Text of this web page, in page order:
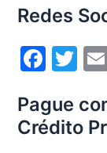
Redes
F
c
e
T
itt
er
Pague
Crédito